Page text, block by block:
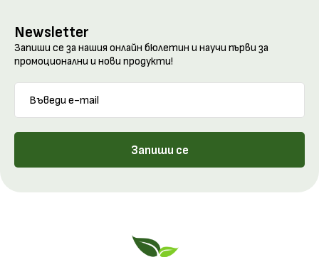
Newsletter
Запиши се за нашия онлайн бюлетин и научи първи за
промоционални и нови продукти!
Запиши се